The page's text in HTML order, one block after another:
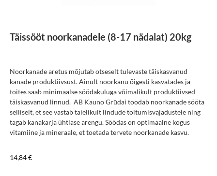
Täissööt noorkanadele (8-17 nädalat) 20kg
Noorkanade aretus mõjutab otseselt tulevaste täiskasvanud
kanade produktiivsust. Ainult noorkanu õigesti kasvatades ja
toites saab minimaalse söödakuluga võimalikult produktiivsed
täiskasvanud linnud. AB Kauno Grūdai toodab noorkanade sööta
selliselt, et see vastab täielikult lindude toitumisvajadustele ning
tagab kanakarja ühtlase arengu. Söödas on optimaalne kogus
vitamiine ja mineraale, et toetada tervete noorkanade kasvu.
14,84€